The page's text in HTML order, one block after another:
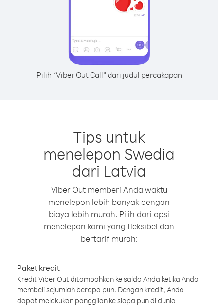
Pilih “Viber Out Call” dari judul percakapan
Tips untuk
menelepon Swedia
dari Latvia
Viber Out memberi Anda waktu
menelepon lebih banyak dengan
biaya lebih murah. Pilih dari opsi
menelepon kami yang fleksibel dan
bertarif murah:
Paket kredit
Kredit Viber Out ditambahkan ke saldo Anda ketika Anda
membeli sejumlah berapa pun. Dengan kredit, Anda
dapat melakukan panggilan ke siapa pun di dunia